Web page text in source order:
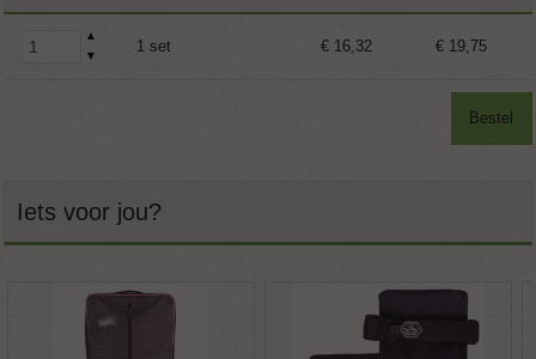
▲
▼
1 set € 16,32 € 19,75
Bestel
Iets voor jou?